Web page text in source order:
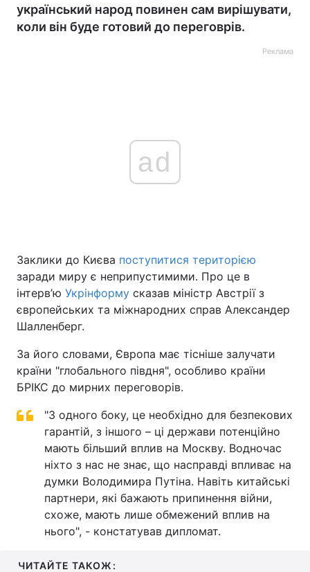
український народ повинен сам вирішувати,
коли він буде готовий до переговрів.
Реклама
ad
Заклики до Києва поступитися територією
заради миру є неприпустимими. Про це в
інтерв’ю Укрінформу сказав міністр Австрії з
європейських та міжнародних справ Александер
Шалленберг.
За його словами, Європа має тісніше залучати
країни "глобального півдня", особливо країни
БРІКС до мирних переговорів.
"З одного боку, це необхідно для безпекових
гарантій, з іншого – ці держави потенційно
мають більший вплив на Москву. Водночас
ніхто з нас не знає, що насправді впливає на
думки Володимира Путіна. Навіть китайські
партнери, які бажають припинення війни,
схоже, мають лише обмежений вплив на
нього", - констатував дипломат.
ЧИТАЙТЕ ТАКОЖ: